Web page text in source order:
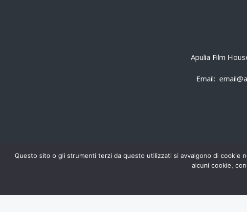
Apulia Film
Email:
Questo sito o gli strumenti terzi da questo utilizzati si avvalgono di cookie
alcuni cookie,